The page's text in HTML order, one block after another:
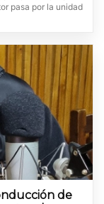
pasa por la unidad
de